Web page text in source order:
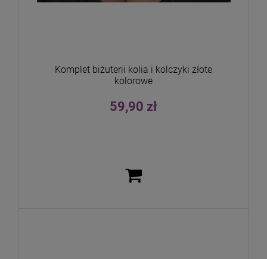
Komplet biżuterii kolia i kolczyki złote
kolorowe
59,90 zł